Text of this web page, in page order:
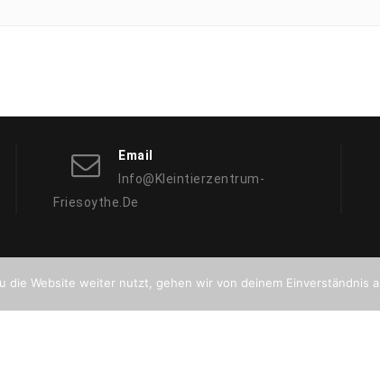
Email
Info@kleintierzentrum-
Friesoythe.de
die Website weiter nutzt, gehen wir von deinem Einverständnis